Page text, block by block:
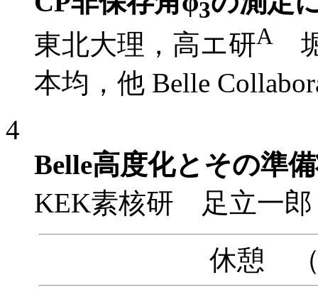
3
東北大理，高エ研A
本均，他 Belle
4
Belle高度化とその準
KEK素核研 足立一郎
休憩 （